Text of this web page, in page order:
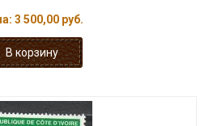
3 500,00 руб.